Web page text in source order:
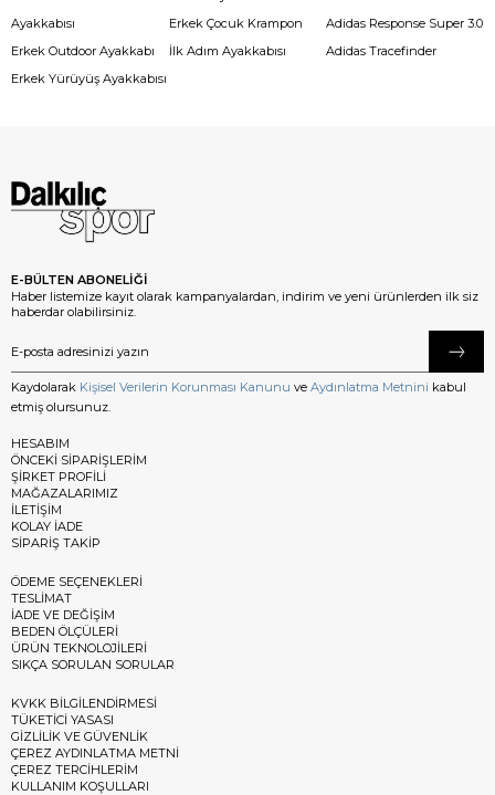
Ayakkabısı
Erkek Outdoor Ayakkabı
Erkek Yürüyüş Ayakkabısı
Erkek Çocuk Krampon
İlk Adım Ayakkabısı
Adidas Response Super 3.0
Adidas Tracefinder
E-BÜLTEN ABONELİĞİ
Haber listemize kayıt olarak kampanyalardan, indirim ve yeni ürünlerden ilk siz
haberdar olabilirsiniz.
Kaydolarak Kişisel Verilerin Korunması Kanunu ve Aydınlatma Metnini kabul
etmiş olursunuz.
HESABIM
ÖNCEKİ SİPARİŞLERİM
ŞİRKET PROFİLİ
MAĞAZALARIMIZ
İLETİŞİM
KOLAY İADE
SİPARİŞ TAKİP
ÖDEME SEÇENEKLERİ
TESLİMAT
İADE VE DEĞİŞİM
BEDEN ÖLÇÜLERİ
ÜRÜN TEKNOLOJİLERİ
SIKÇA SORULAN SORULAR
KVKK BİLGİLENDİRMESİ
TÜKETİCİ YASASI
GİZLİLİK VE GÜVENLİK
ÇEREZ AYDINLATMA METNİ
ÇEREZ TERCİHLERİM
KULLANIM KOŞULLARI